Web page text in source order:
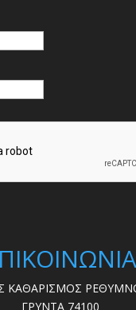
ΚΑΘΑΡΙΣΜΟΣ
ΓΡΥΝΤΑ 74100